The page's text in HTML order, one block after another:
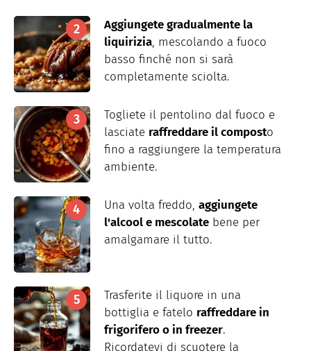
Aggiungete gradualmente la
liquirizia, mescolando a fuoco
basso finché non si sarà
completamente sciolta.
Togliete il pentolino dal fuoco e
lasciate raffreddare il composto
fino a raggiungere la temperatura
ambiente.
Una volta freddo, aggiungete
l'alcool e mescolate bene per
amalgamare il tutto.
Trasferite il liquore in una
bottiglia e fatelo raffreddare in
frigorifero o in freezer.
Ricordatevi di scuotere la